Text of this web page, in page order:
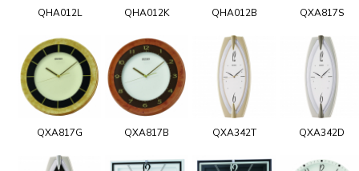
QHA012L QHA012K QHA012B QXA817S
QXA817G QXA817B QXA342T QXA342D